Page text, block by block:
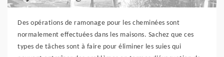
Des opérations de ramonage pour les cheminées sont
normalement effectuées dans les maisons. Sachez que ces
types de tâches sont à faire pour éliminer les suies qui